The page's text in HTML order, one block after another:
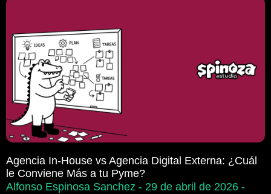
Agencia In-House vs Agencia Digital Externa: ¿Cuál
le Conviene Más a tu Pyme?
Alfonso Espinosa Sanchez
29 de abril de 2026